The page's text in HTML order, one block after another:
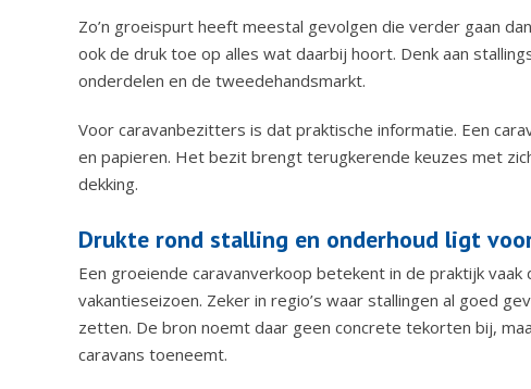
Zo’n groeispurt heeft meestal gevolgen die verder gaan
ook de druk toe op alles wat daarbij hoort. Denk aan
onderdelen en de tweedehandsmarkt.
Voor caravanbezitters is dat praktische informatie. Een
en papieren. Het bezit brengt terugkerende keuzes met
dekking.
Drukte rond stalling en onderhoud ligt
Een groeiende caravanverkoop betekent in de praktijk
vakantieseizoen. Zeker in regio’s waar stallingen al goed
zetten. De bron noemt daar geen concrete tekorten bij,
caravans toeneemt.